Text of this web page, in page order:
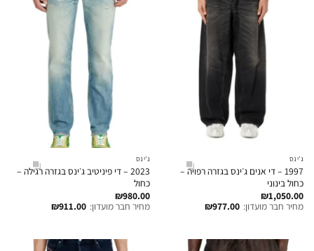
ג'ינס
1997 – די אנים ג׳ינס בגזרה רפויה –
כחול בינוני
₪1,050.00
מחיר חבר מועדון: ₪977.00
ג'ינס
2023 – די פיניטיב ג׳ינס בגזרה רגילה –
כחול
₪980.00
מחיר חבר מועדון: ₪911.00